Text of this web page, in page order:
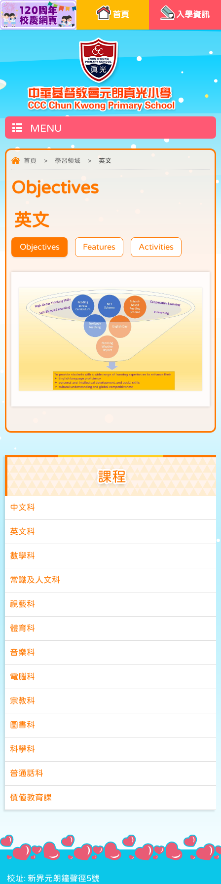
首頁 入學資訊
MENU
首頁 > 學習領域 > 英文
Objectives
英文
Objectives Features Activities
課程
中文科
英文科
數學科
常識及人文科
視藝科
體育科
音樂科
電腦科
宗教科
圖書科
科學科
普通話科
價值教育課
校址: 新界元朗鐘聲徑5號